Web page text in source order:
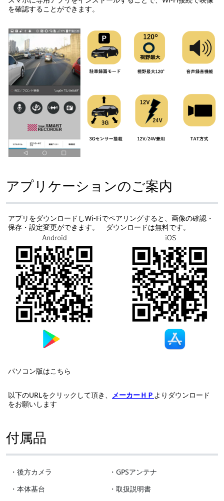
を確認することができます。
アプリケーションのご案内
アプリをダウンロードしWi-Fiでペアリングすると、画像の確認・
保存・設定変更ができます。 ダウンロードは無料です。
パソコン版はこちら
以下のURLをクリックして頂き、 メーカーＨＰ よりダウンロード
をお願いします
付属品
・後方カメラ
・GPSアンテナ
・本体基台
・取扱説明書